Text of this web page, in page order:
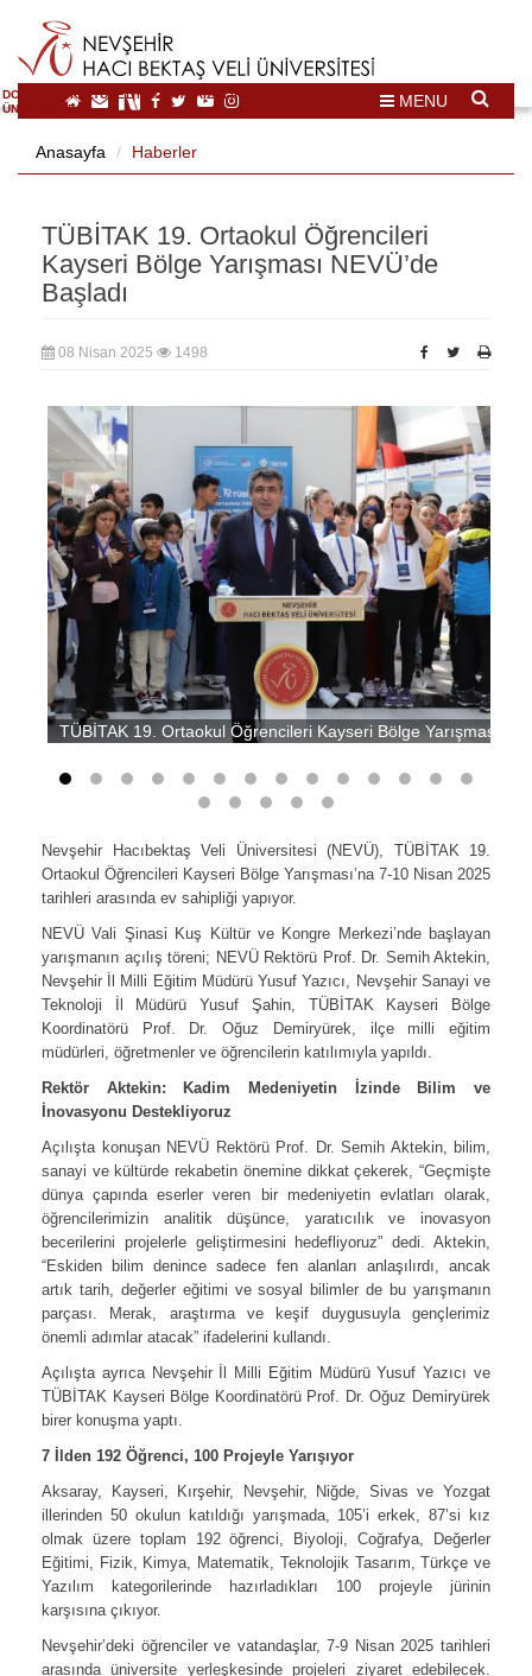
DOĞAL VE KÜLTÜREL MİRAS TURİZMİ İHTİSASLAŞMA
ÜNİVERSİTESİ
MENU
Anasayfa Haberler
TÜBİTAK 19. Ortaokul Öğrencileri
Kayseri Bölge Yarışması NEVÜ’de
Başladı
08 Nisan 2025 1498
TÜBİTAK 19. Ortaokul Öğrencileri Kayseri Bölge Yarışması
Nevşehir Hacıbektaş Veli Üniversitesi (NEVÜ), TÜBİTAK 19.
Ortaokul Öğrencileri Kayseri Bölge Yarışması’na 7-10 Nisan 2025
tarihleri arasında ev sahipliği yapıyor.
NEVÜ Vali Şinasi Kuş Kültür ve Kongre Merkezi’nde başlayan
yarışmanın açılış töreni; NEVÜ Rektörü Prof. Dr. Semih Aktekin,
Nevşehir İl Milli Eğitim Müdürü Yusuf Yazıcı, Nevşehir Sanayi ve
Teknoloji İl Müdürü Yusuf Şahin, TÜBİTAK Kayseri Bölge
Koordinatörü Prof. Dr. Oğuz Demiryürek, ilçe milli eğitim
müdürleri, öğretmenler ve öğrencilerin katılımıyla yapıldı.
Rektör Aktekin: Kadim Medeniyetin İzinde Bilim ve
İnovasyonu Destekliyoruz
Açılışta konuşan NEVÜ Rektörü Prof. Dr. Semih Aktekin, bilim,
sanayi ve kültürde rekabetin önemine dikkat çekerek, “Geçmişte
dünya çapında eserler veren bir medeniyetin evlatları olarak,
öğrencilerimizin analitik düşünce, yaratıcılık ve inovasyon
becerilerini projelerle geliştirmesini hedefliyoruz” dedi. Aktekin,
“Eskiden bilim denince sadece fen alanları anlaşılırdı, ancak
artık tarih, değerler eğitimi ve sosyal bilimler de bu yarışmanın
parçası. Merak, araştırma ve keşif duygusuyla gençlerimiz
önemli adımlar atacak” ifadelerini kullandı.
Açılışta ayrıca Nevşehir İl Milli Eğitim Müdürü Yusuf Yazıcı ve
TÜBİTAK Kayseri Bölge Koordinatörü Prof. Dr. Oğuz Demiryürek
birer konuşma yaptı.
7 İlden 192 Öğrenci, 100 Projeyle Yarışıyor
Aksaray, Kayseri, Kırşehir, Nevşehir, Niğde, Sivas ve Yozgat
illerinden 50 okulun katıldığı yarışmada, 105’i erkek, 87’si kız
olmak üzere toplam 192 öğrenci, Biyoloji, Coğrafya, Değerler
Eğitimi, Fizik, Kimya, Matematik, Teknolojik Tasarım, Türkçe ve
Yazılım kategorilerinde hazırladıkları 100 projeyle jürinin
karşısına çıkıyor.
Nevşehir’deki öğrenciler ve vatandaşlar, 7-9 Nisan 2025 tarihleri
arasında üniversite yerleşkesinde projeleri ziyaret edebilecek.